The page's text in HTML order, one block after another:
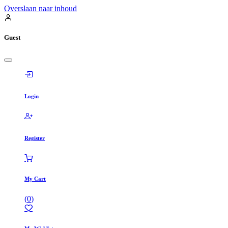
Overslaan naar inhoud
Guest
Login
Register
My Cart
(0)